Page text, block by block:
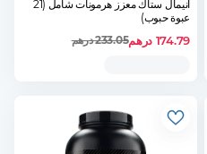
أنيمال ستاك معزز هرمونات شامل (21
عبوة حبوب)
174.79 درهم233.05درهم